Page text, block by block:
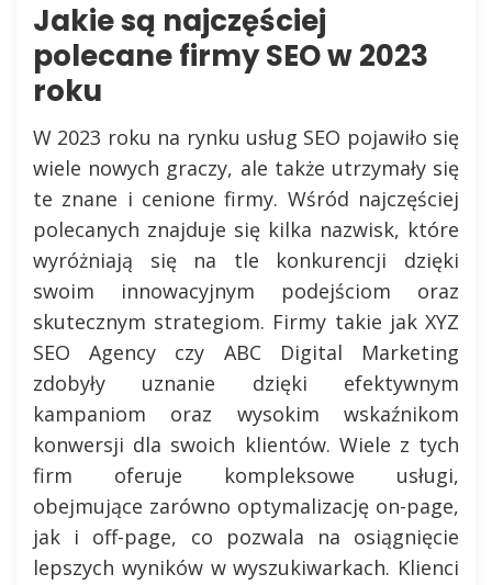
Jakie są najczęściej
polecane firmy SEO w 2023
roku
W 2023 roku na rynku usług SEO pojawiło się
wiele nowych graczy, ale także utrzymały się
te znane i cenione firmy. Wśród najczęściej
polecanych znajduje się kilka nazwisk, które
wyróżniają się na tle konkurencji dzięki
swoim innowacyjnym podejściom oraz
skutecznym strategiom. Firmy takie jak XYZ
SEO Agency czy ABC Digital Marketing
zdobyły uznanie dzięki efektywnym
kampaniom oraz wysokim wskaźnikom
konwersji dla swoich klientów. Wiele z tych
firm oferuje kompleksowe usługi,
obejmujące zarówno optymalizację on-page,
jak i off-page, co pozwala na osiągnięcie
lepszych wyników w wyszukiwarkach. Klienci